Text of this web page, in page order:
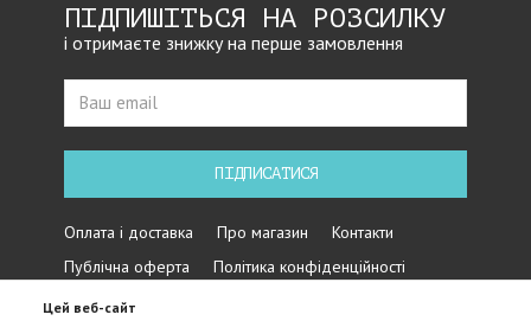
ПІДПИШІТЬСЯ НА РОЗСИЛКУ
і отримаєте знижку на перше замовлення
ПІДПИСАТИСЯ
Оплата і доставка Про магазин
Контакти
Публічна оферта
Політика конфіденційності
Цей веб-сайт